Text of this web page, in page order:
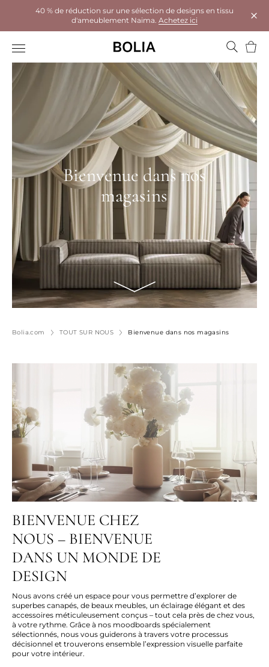
40 % de réduction sur une sélection de designs en tissu
d'ameublement Naima. Achetez ici
Bienvenue dans nos
magasins
Bolia.com TOUT SUR NOUS Bienvenue dans nos magasins
BIENVENUE CHEZ
NOUS – BIENVENUE
DANS UN MONDE DE
DESIGN
Nous avons créé un espace pour vous permettre d’explorer de
superbes canapés, de beaux meubles, un éclairage élégant et des
accessoires méticuleusement conçus – tout cela près de chez vous,
à votre rythme. Grâce à nos moodboards spécialement
sélectionnés, nous vous guiderons à travers votre processus
décisionnel et trouverons ensemble l’expression visuelle parfaite
pour votre intérieur.